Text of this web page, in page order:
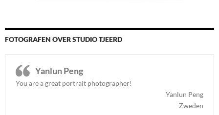
FOTOGRAFEN OVER STUDIO TJEERD
Yanlun Peng
You are a great portrait photographer!
Yanlun Peng
Zweden